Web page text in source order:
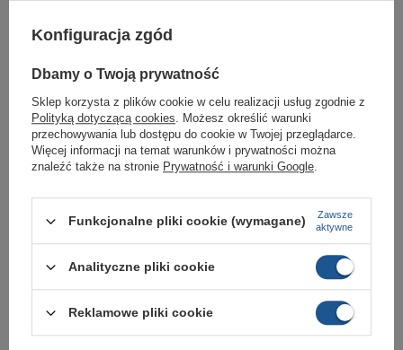
zwrócisz
New Balance PC574TDP
New Balance zachwycają oryginalnym, różowym designem z tęczowym
logo marki.
Dziecięce buty klasyczne, które będzie chciał nosić każdy mały urwis to
Wasze pociechy będą mogły chodzić w nich przez cały dzień i wciąż będą
mieć pełnię wygody.
Marka
Symbol PC574TDP
Konfiguracja zgód
Dbamy o Twoją prywatność
Sklep korzysta z plików cookie w celu realizacji usług zgodnie z
Polityką dotyczącą cookies. Możesz określić warunki
przechowywania lub dostępu do cookie w Twojej przeglądarce.
Więcej informacji na temat warunków i prywatności można
znaleźć także na stronie Prywatność i warunki Google.
Funkcjonalne pliki cookie (wymagane)
Zawsze
aktywne
Analityczne pliki cookie
Reklamowe pliki cookie